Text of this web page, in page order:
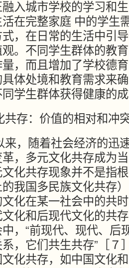
入城市学校的学习和
在完整家庭 中的学生
，在日常的生活中引
。不同学生群体的教
，而且增加了学校德
体处境和教育需求来
学生群体获得健康的
共存：价值的相对和冲
来，随着社会经济的迅
，多元文化共存成为
化共存现象并不是指
的我国多民族文化共存
化在某一社会中的共
化和后现代文化的共
，“前现代、现代、后
，它们共生共存”［７
化共存，如中国文化